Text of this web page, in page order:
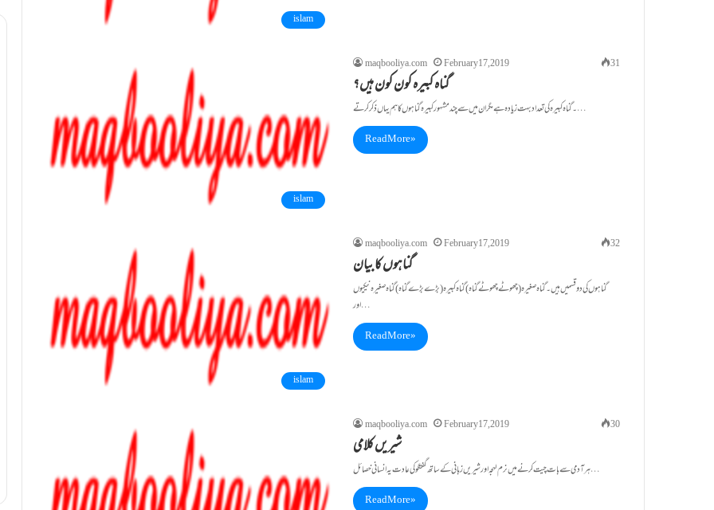
islam
islam
maqbooliya.com February 17, 2019 31
گناہ کبیرہ کون کون ہیں؟
۔گناہ کبیرہ کی تعداد بہت زیادہ ہے مگر ان میں سے چند مشہور کبیرہ گناہوں کا ہم یہاں ذکر کرتے…
Read More »
islam
maqbooliya.com February 17, 2019 32
گناہوں کا بیان
اور…
Read More »
maqbooliya.com February 17, 2019 30
شیریں کلامی
ہر آدمی سے بات چیت کرنے میں نرم لہجہ اور شیریں زبانی کے ساتھ گفتگو کی عادت یہ انسانی خصائل…
Read More »